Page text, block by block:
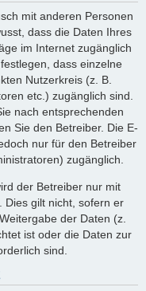
mit anderen Personen
dass die Daten Ihres
im Internet zugänglich
dass einzelne
Nutzerkreis (z. B.
etc.) zugänglich sind.
nach entsprechenden
Sie den Betreiber. Die E-
nur für den Betreiber
zugänglich.
der Betreiber nur mit
Dies gilt nicht, sofern er
der Daten (z.
ist oder die Daten zur
sind.